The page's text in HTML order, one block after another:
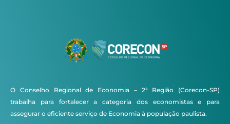
O Conselho Regional de Economia – 2ª Região (Corecon-SP)
trabalha para fortalecer a categoria dos economistas e para
assegurar o eficiente serviço de Economia à população paulista.